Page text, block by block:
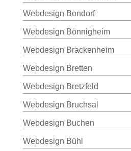
Webdesign Bondorf
Webdesign Bönnigheim
Webdesign Brackenheim
Webdesign Bretten
Webdesign Bretzfeld
Webdesign Bruchsal
Webdesign Buchen
Webdesign Bühl